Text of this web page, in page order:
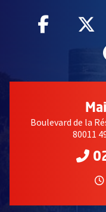
, Ouvre
Boulevard de la
80011